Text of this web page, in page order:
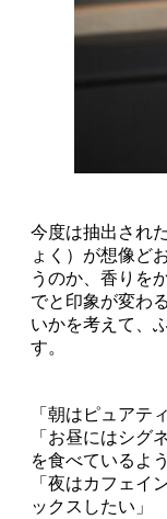
今度は抽出され
ょく）が想像ど
うのか、香りを
でと印象が変わ
いかを考えて、
す。
「朝はピュアテ
「お昼にはシグ
を食べているよ
「夜はカフェイ
ックスしたい」